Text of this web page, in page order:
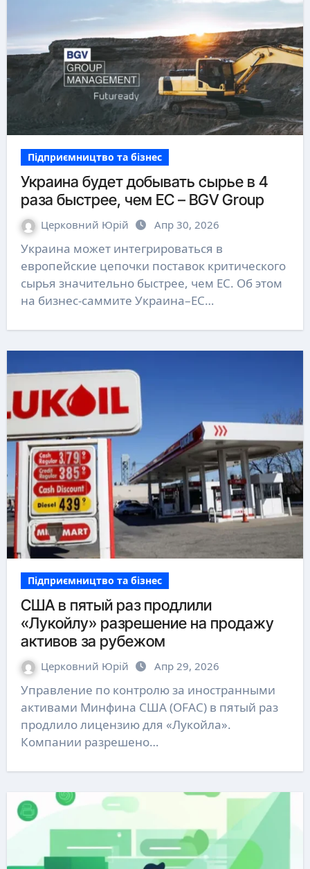
Підприємництво та бізнес
Украина будет добывать сырье в 4
раза быстрее, чем ЕС – BGV Group
Церковний Юрій Апр 30, 2026
Украина может интегрироваться в
европейские цепочки поставок критического
сырья значительно быстрее, чем ЕС. Об этом
на бизнес-саммите Украина–ЕС…
Підприємництво та бізнес
США в пятый раз продлили
«Лукойлу» разрешение на продажу
активов за рубежом
Церковний Юрій Апр 29, 2026
Управление по контролю за иностранными
активами Минфина США (OFAC) в пятый раз
продлило лицензию для «Лукойла».
Компании разрешено…